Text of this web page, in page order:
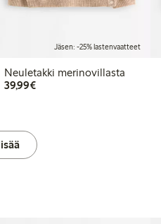
Jäsen: -25% lastenvaatteet
Neuletakki merinovillasta
39,99€39,99 €